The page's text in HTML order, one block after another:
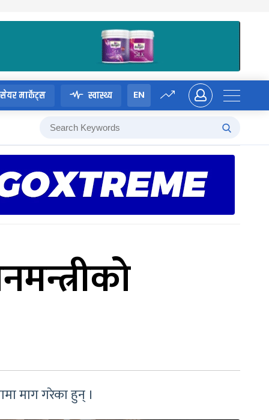
सेयर मार्केट्स स्वास्थ्य EN
माग गरेका हुन् ।